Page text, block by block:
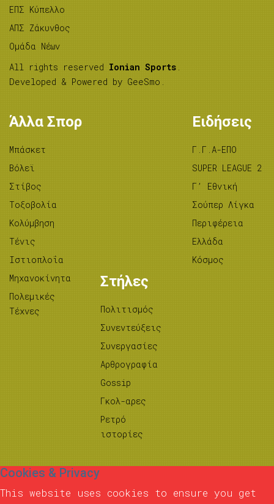
ΕΠΣ Κύπελλο
ΑΠΣ Ζάκυνθος
Ομάδα Νέων
All rights reserved Ionian Sports .
Developed & Powered by GeeSmo .
Άλλα Σπορ
Μπάσκετ
Βόλεϊ
Στίβος
Tοξοβολία
Κολύμβηση
Τένις
Ιστιοπλοΐα
Μηχανοκίνητα
Πολεμικές
Τέχνες
Ειδήσεις
Γ.Γ.Α-ΕΠΟ
SUPER LEAGUE 2
Γ’ Εθνική
Σούπερ Λίγκα
Περιφέρεια
Ελλάδα
Κόσμος
Στήλες
Πολιτισμός
Συνεντεύξεις
Συνεργασίες
Αρθρογραφία
Gossip
Γκολ-αρες
Ρετρό
ιστορίες
Cookies & Privacy
This website uses cookies to ensure you get